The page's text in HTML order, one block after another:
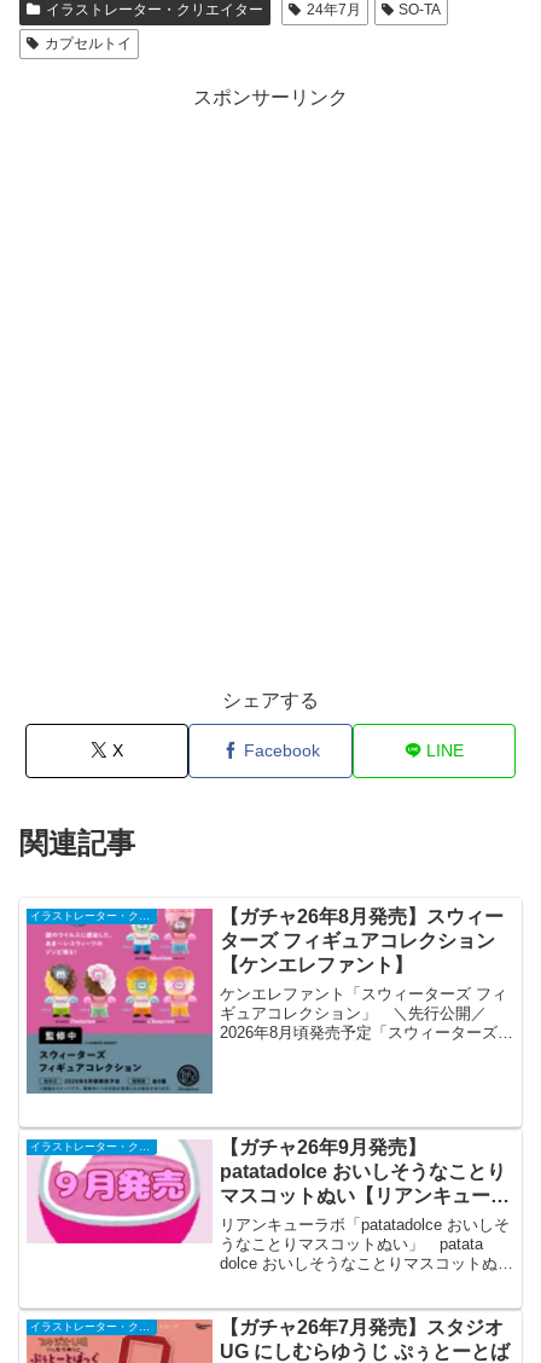
イラストレーター・クリエイター 24年7月
SO-TA
カプセルトイ
スポンサーリンク
シェアする
X Facebook LINE
関連記事
【ガチャ26年8月発売】スウィー
ターズ フィギュアコレクション
【ケンエレファント】
ケンエレファント「スウィーターズ フィ
ギュアコレクション」 ＼先行公開／
2026年8月頃発売予定「スウィーターズ
【ガチャ26年9月発売】
patatadolce おいしそうなことり
マスコットぬい【リアンキューラ
ボ】
リアンキューラボ「patatadolce おいしそ
うなことりマスコットぬい」 patata
dolce おいしそうなことりマスコットぬい
うなこと...
【ガチャ26年7月発売】スタジオ
UG にしむらゆうじ ぷぅとーとば